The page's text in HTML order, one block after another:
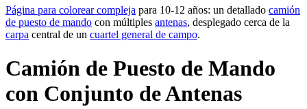
Página para colorear compleja para 10-12 años: un detallado camión
de puesto de mando con múltiples antenas, desplegado cerca de la
carpa central de un cuartel general de campo.
Camión de Puesto de Mando
con Conjunto de Antenas